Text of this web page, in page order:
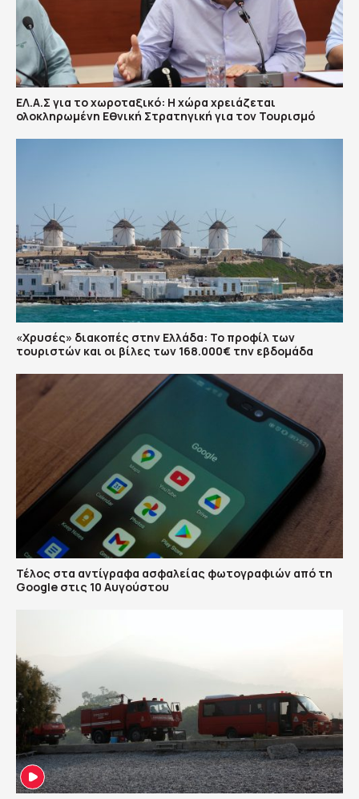
ΕΛ.Α.Σ για το χωροταξικό: Η χώρα χρειάζεται
ολοκληρωμένη Εθνική Στρατηγική για τον Τουρισμό
«Χρυσές» διακοπές στην Ελλάδα: Το προφίλ των
τουριστών και οι βίλες των 168.000€ την εβδομάδα
Τέλος στα αντίγραφα ασφαλείας φωτογραφιών από τη
Google στις 10 Αυγούστου